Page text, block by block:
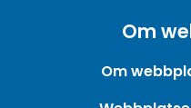
Om
Om